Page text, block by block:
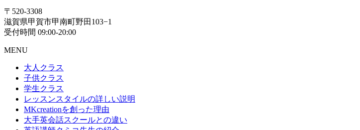
〒520-3308
滋賀県甲賀市甲南町野田103−1
受付時間 09:00-20:00
MENU
大人クラス
子供クラス
学生クラス
レッスンスタイルの詳しい説明
MKcreationを創った理由
大手英会話スクールとの違い